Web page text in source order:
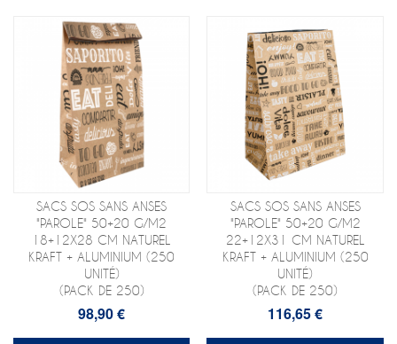
SACS SOS SANS ANSES
"PAROLE" 50+20 G/M2
18+12X28 CM NATUREL
KRAFT + ALUMINIUM (250
UNITÉ)
(PACK DE 250)
98,90 €
SACS SOS SANS ANSES
"PAROLE" 50+20 G/M2
22+12X31 CM NATUREL
KRAFT + ALUMINIUM (250
UNITÉ)
(PACK DE 250)
116,65 €